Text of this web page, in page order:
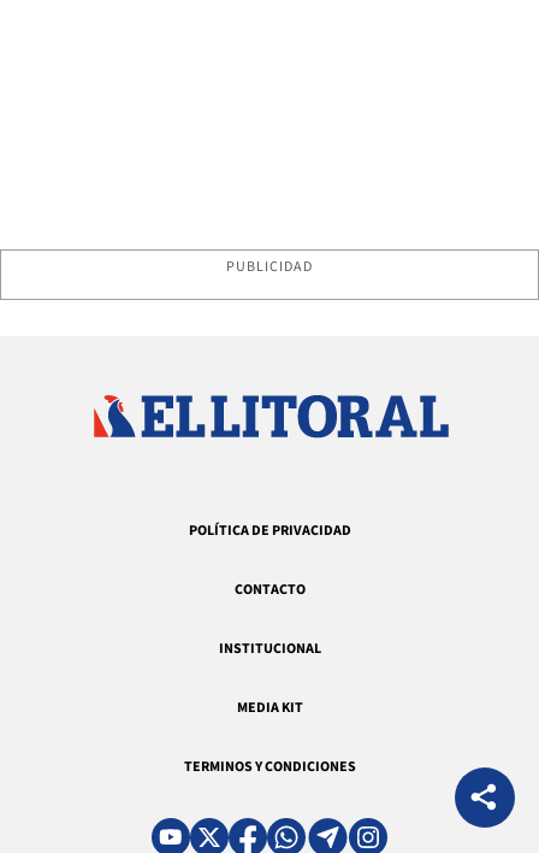
PUBLICIDAD
POLÍTICA DE PRIVACIDAD
CONTACTO
INSTITUCIONAL
MEDIA KIT
TERMINOS Y CONDICIONES